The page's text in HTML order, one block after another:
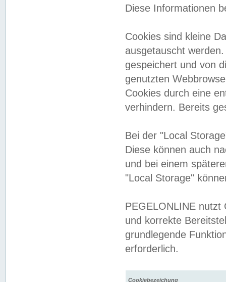
Diese Informationen
Cookies sind kleine
ausgetauscht
gespeichert und von
genutzten
Cookies durch eine
verhindern. Bereits
Bei der "Local
Diese können auch
und bei einem
"Local Storage"
PEGELONLINE nutzt
und korrekte
grundlegende
erforderlich.
Cookiebezeichung